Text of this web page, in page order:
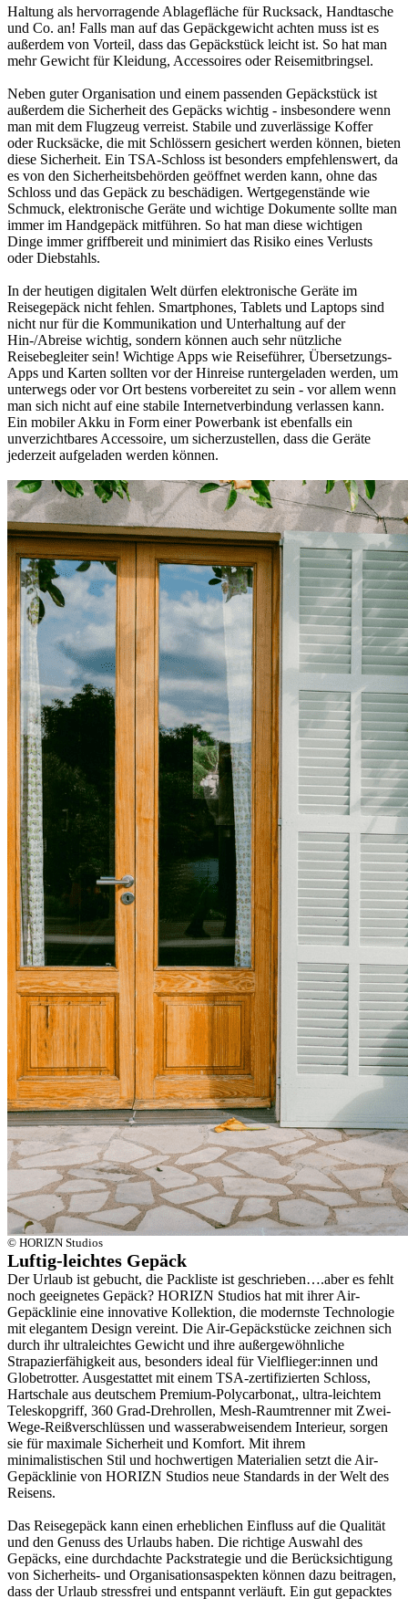
Haltung als hervorragende Ablagefläche für Rucksack, Handtasche
und Co. an! Falls man auf das Gepäckgewicht achten muss ist es
außerdem von Vorteil, dass das Gepäckstück leicht ist. So hat man
mehr Gewicht für Kleidung, Accessoires oder Reisemitbringsel.
Neben guter Organisation und einem passenden Gepäckstück ist
außerdem die Sicherheit des Gepäcks wichtig - insbesondere wenn
man mit dem Flugzeug verreist. Stabile und zuverlässige Koffer
oder Rucksäcke, die mit Schlössern gesichert werden können, bieten
diese Sicherheit. Ein TSA-Schloss ist besonders empfehlenswert, da
es von den Sicherheitsbehörden geöffnet werden kann, ohne das
Schloss und das Gepäck zu beschädigen. Wertgegenstände wie
Schmuck, elektronische Geräte und wichtige Dokumente sollte man
immer im Handgepäck mitführen. So hat man diese wichtigen
Dinge immer griffbereit und minimiert das Risiko eines Verlusts
oder Diebstahls.
In der heutigen digitalen Welt dürfen elektronische Geräte im
Reisegepäck nicht fehlen. Smartphones, Tablets und Laptops sind
nicht nur für die Kommunikation und Unterhaltung auf der
Hin-/Abreise wichtig, sondern können auch sehr nützliche
Reisebegleiter sein! Wichtige Apps wie Reiseführer, Übersetzungs-
Apps und Karten sollten vor der Hinreise runtergeladen werden, um
unterwegs oder vor Ort bestens vorbereitet zu sein - vor allem wenn
man sich nicht auf eine stabile Internetverbindung verlassen kann.
Ein mobiler Akku in Form einer Powerbank ist ebenfalls ein
unverzichtbares Accessoire, um sicherzustellen, dass die Geräte
jederzeit aufgeladen werden können.
© HORIZN Studios
Luftig-leichtes Gepäck
Der Urlaub ist gebucht, die Packliste ist geschrieben….aber es fehlt
noch geeignetes Gepäck? HORIZN Studios hat mit ihrer Air-
Gepäcklinie eine innovative Kollektion, die modernste Technologie
mit elegantem Design vereint. Die Air-Gepäckstücke zeichnen sich
durch ihr ultraleichtes Gewicht und ihre außergewöhnliche
Strapazierfähigkeit aus, besonders ideal für Vielflieger:innen und
Globetrotter. Ausgestattet mit einem TSA-zertifizierten Schloss,
Hartschale aus deutschem Premium-Polycarbonat,, ultra-leichtem
Teleskopgriff, 360 Grad-Drehrollen, Mesh-Raumtrenner mit Zwei-
Wege-Reißverschlüssen und wasserabweisendem Interieur, sorgen
sie für maximale Sicherheit und Komfort. Mit ihrem
minimalistischen Stil und hochwertigen Materialien setzt die Air-
Gepäcklinie von HORIZN Studios neue Standards in der Welt des
Reisens.
Das Reisegepäck kann einen erheblichen Einfluss auf die Qualität
und den Genuss des Urlaubs haben. Die richtige Auswahl des
Gepäcks, eine durchdachte Packstrategie und die Berücksichtigung
von Sicherheits- und Organisationsaspekten können dazu beitragen,
dass der Urlaub stressfrei und entspannt verläuft. Ein gut gepacktes